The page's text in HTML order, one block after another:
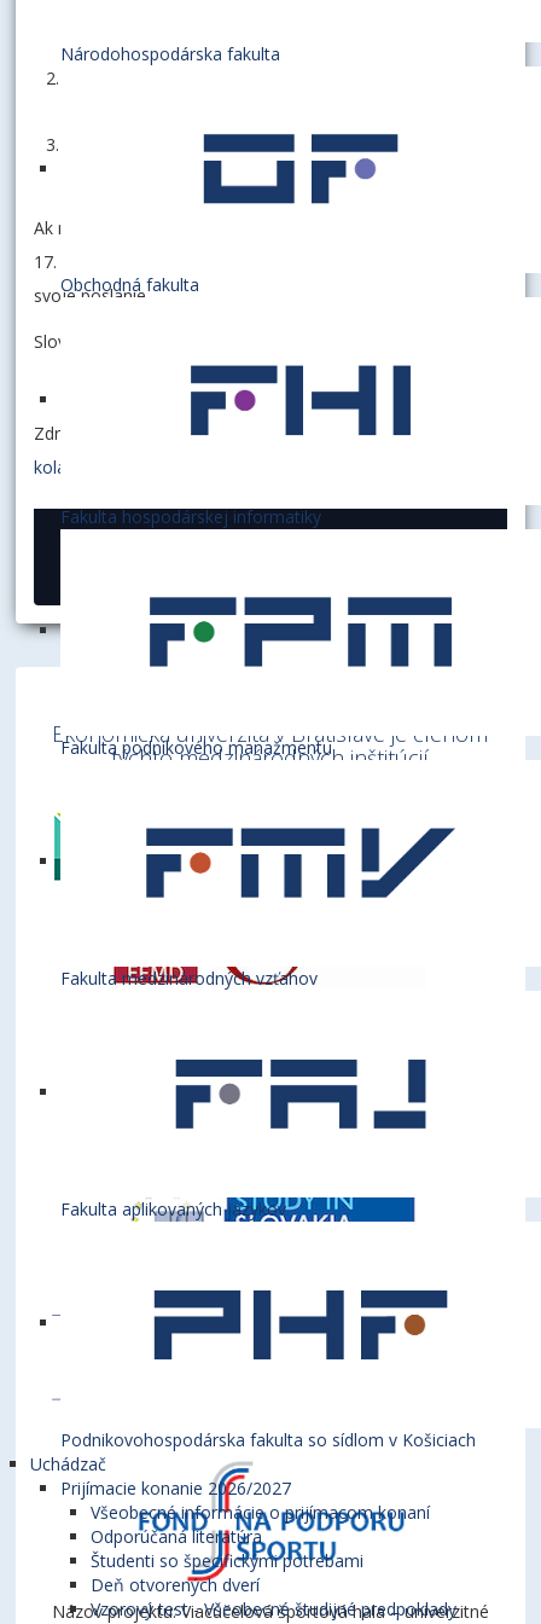
Národohospodárska fakulta
Obchodná fakulta
Fakulta hospodárskej informatiky
Fakulta podnikového manažmentu
Fakulta medzinárodných vzťahov
Fakulta aplikovaných jazykov
Podnikovohospodárska fakulta so sídlom v Košiciach
Uchádzač
Prijímacie konanie 2026/2027
Všeobecné informácie o prijímacom konaní
Odporúčaná literatúra
Študenti so špecifickými potrebami
Deň otvorených dverí
Vzorový test - Všeobecné študijné predpoklady
projektoch tak, ako v okolitých krajinách.
Ak nedôjde k naplneniu týchto požiadaviek, vysoké školy od
17. novembra 2022 zatvoria svoje brány a prestanú plniť
svoje poslanie.
Slovenská rektorská konferencia
Zdroj:
https://www.srk.sk/sk/aktuality/590-zabranme-
kolapsu-vysokych-skol-na-slovensku
Ekonomická univerzita v Bratislave je členom
týchto medzinárodných inštitúcií
Názov projektu: Viacúčelová športová hala – univerzitné